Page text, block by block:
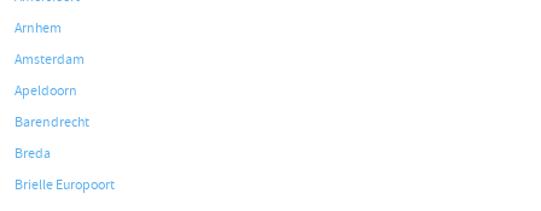
Arnhem
Amsterdam
Apeldoorn
Barendrecht
Breda
Brielle Europoort